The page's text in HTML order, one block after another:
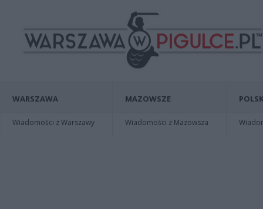
WARSZAWA
Wiadomości z Warszawy
MAZOWSZE
Wiadomości z Mazowsza